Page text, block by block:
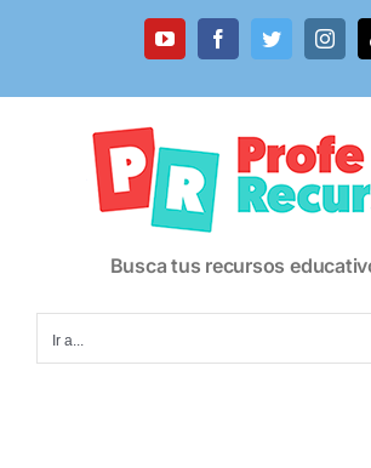
YouTubeFacebookTwitter
Busca tus recursos
Ir a...